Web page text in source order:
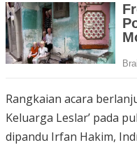
Rangkaian acara
Keluarga Leslar’ pada
dipandu Irfan Hakim,